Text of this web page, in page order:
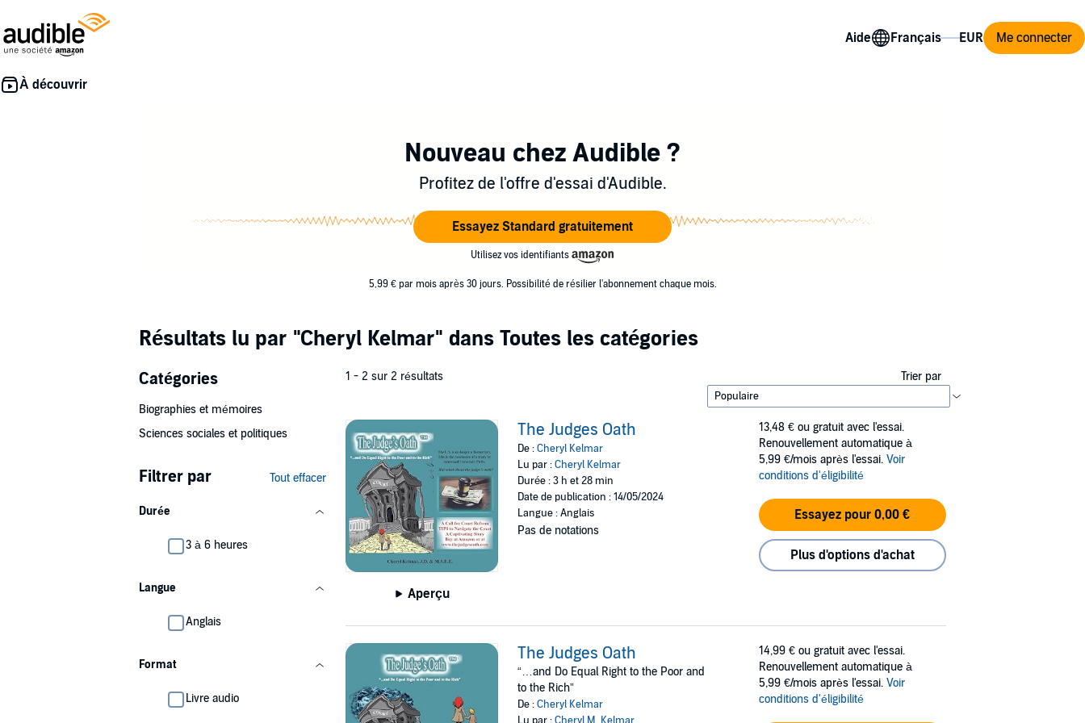
Aide Me connecter
Nouveau chez Audible ?
Profitez de l'offre d'essai d'Audible.
Essayez Standard gratuitement
Utilisez vos identifiants
5,99 € par mois après 30 jours. Possibilité de résilier l'abonnement chaque mois.
Résultats lu par "Cheryl Kelmar" dans Toutes les catégories
Catégories
Biographies et mémoires
Sciences sociales et politiques
Filtrer par Tout effacer
Durée
3 à 6 heures
Langue
Anglais
Format
Livre audio
1 - 2 sur 2 résultats Trier par
Aperçu
The Judges Oath
De :Cheryl Kelmar
Lu par :Cheryl Kelmar
Durée : 3 h et 28 min
Date de publication : 14/05/2024
Langue : Anglais
Pas de notations
13,48 € ou gratuit avec l'essai.
Renouvellement automatique à
5,99 €/mois après l'essai. Voir
conditions d'éligibilité
Essayez pour 0,00 €
Plus d'options d'achat
The Judges Oath
“…and Do Equal Right to the Poor and
to the Rich”
De :Cheryl Kelmar
14,99 € ou gratuit avec l'essai.
Renouvellement automatique à
5,99 €/mois après l'essai. Voir
conditions d'éligibilité